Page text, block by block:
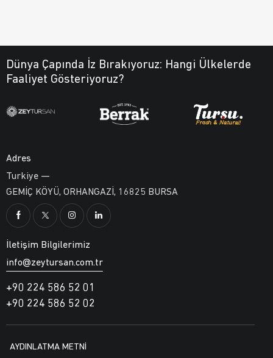
Dünya Çapında İz Bırakıyoruz: Hangi Ülkelerde
Faaliyet Gösteriyoruz?
Adres
Turkiye —
GEMİÇ KÖYÜ, ORHANGAZİ, 16825 BURSA
İletişim Bilgilerimiz
info@zeytursan.com.tr
+90 224 586 52 01
+90 224 586 52 02
AYDINLATMA METNİ